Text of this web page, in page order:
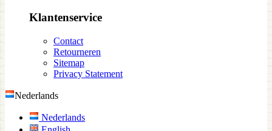
Klantenservice
Contact
Retourneren
Sitemap
Privacy Statement
Nederlands
Nederlands